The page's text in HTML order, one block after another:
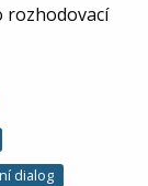
rozhodovací
dialog